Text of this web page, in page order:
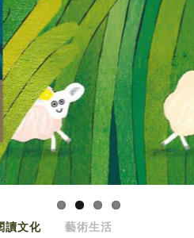
讀文化 藝術生活